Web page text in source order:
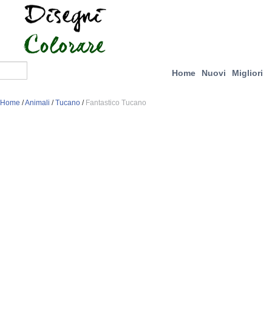
Home Nuovi Migliori
Home /Animali /Tucano / Fantastico Tucano